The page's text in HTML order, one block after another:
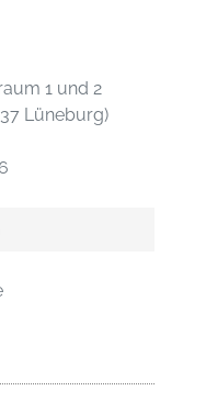
1 und 2
Lüneburg)